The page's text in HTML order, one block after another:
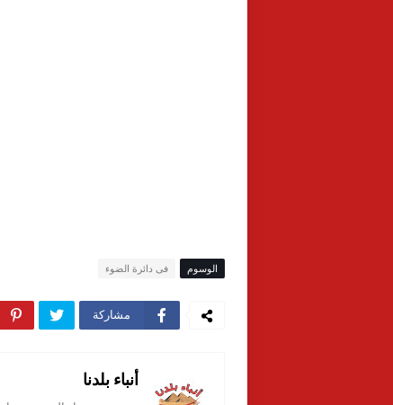
الوسوم فى دائرة الضوء
مشاركة
أنباء بلدنا